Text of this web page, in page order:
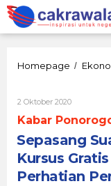
Lewati
ke
konten
Homepage /
2 Oktober 2020Oleh
7
Kabar
Sepasang
Kursus
Perhatian